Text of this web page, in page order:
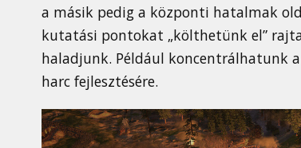
a másik pedig a központi hatalmak
kutatási pontokat „költhetünk el”
haladjunk. Például koncentrálhatunk
harc fejlesztésére.